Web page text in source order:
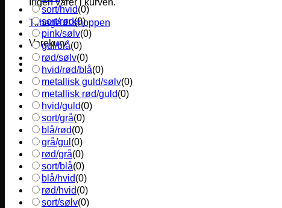
Ingen varer i kurven.
Tilbage til shoppen
Varekurv
sort/hvid(0)
sort/rød(0)
pink/sølv(0)
gul/blå(0)
rød/sølv(0)
hvid/rød/blå(0)
metallisk guld/sølv(0)
metallisk rød/guld(0)
hvid/guld(0)
sort/grå(0)
blå/rød(0)
grå/gul (0)
rød/grå(0)
sort/blå(0)
blå/hvid(0)
rød/hvid(0)
sort/sølv(0)